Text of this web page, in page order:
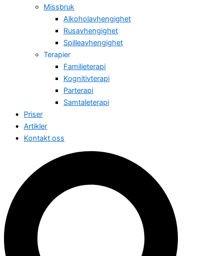
Missbruk
Alkoholavhengighet
Rusavhengighet
Spilleavhengighet
Terapier
Familieterapi
Kognitivterapi
Parterapi
Samtaleterapi
Priser
Artikler
Kontakt oss